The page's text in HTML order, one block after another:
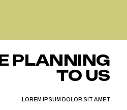
PLANNING
TO US
LOREM IPSUM DOLOR SIT AMET